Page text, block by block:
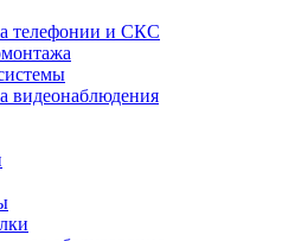
телефонии и СКС
видеонаблюдения